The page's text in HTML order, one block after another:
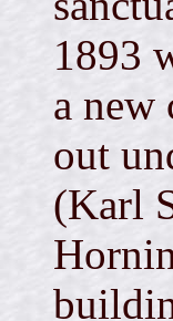
1893
a new
out
(Karl